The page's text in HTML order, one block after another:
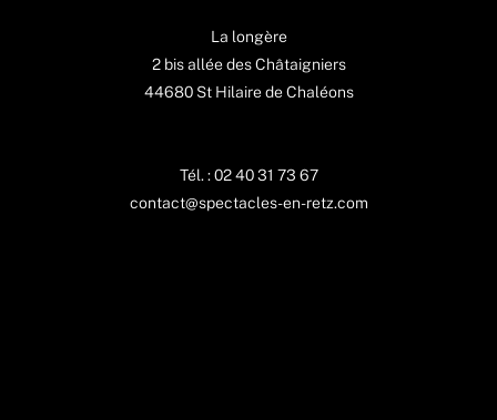
La longère
2 bis allée des Châtaigniers
44680 St Hilaire de Chaléons
Tél. : 02 40 31 73 67
contact@spectacles-en-retz.com